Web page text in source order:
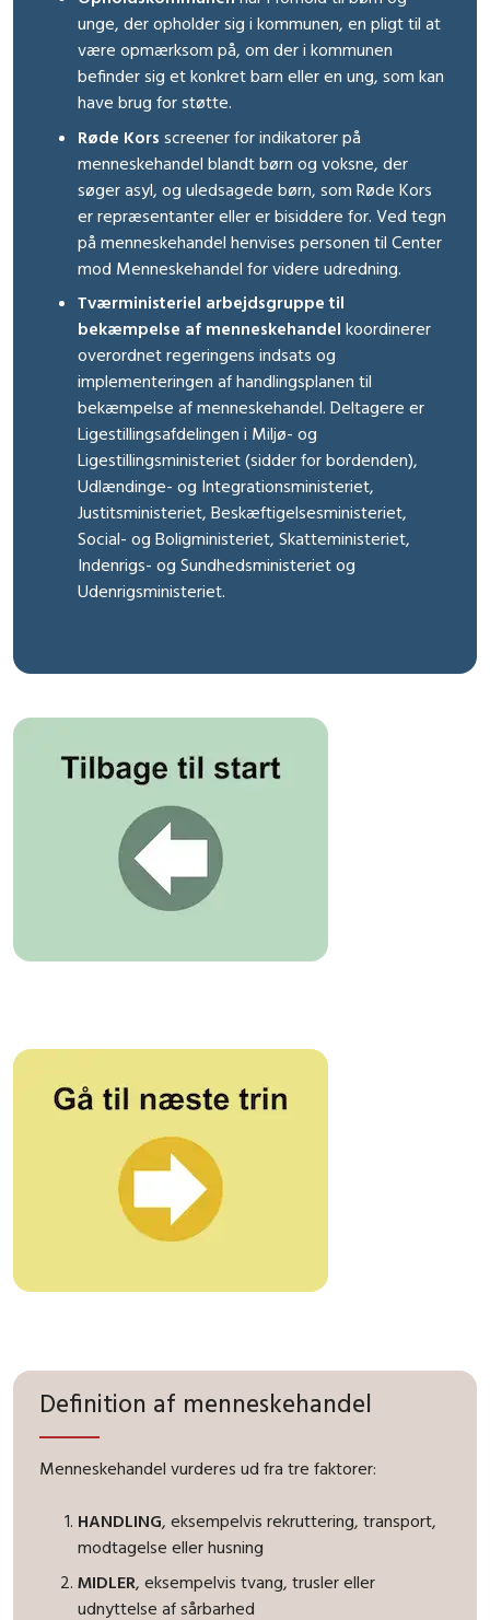
unge, der opholder sig i kommunen, en pligt til at
være opmærksom på, om der i kommunen
befinder sig et konkret barn eller en ung, som kan
have brug for støtte.
Røde Kors screener for indikatorer på
menneskehandel blandt børn og voksne, der
søger asyl, og uledsagede børn, som Røde Kors
er repræsentanter eller er bisiddere for. Ved tegn
på menneskehandel henvises personen til Center
mod Menneskehandel for videre udredning.
Tværministeriel arbejdsgruppe til
bekæmpelse af menneskehandel koordinerer
overordnet regeringens indsats og
implementeringen af handlingsplanen til
bekæmpelse af menneskehandel. Deltagere er
Ligestillingsafdelingen i Miljø- og
Ligestillingsministeriet (sidder for bordenden),
Udlændinge- og Integrationsministeriet,
Justitsministeriet, Beskæftigelsesministeriet,
Social- og Boligministeriet, Skatteministeriet,
Indenrigs- og Sundhedsministeriet og
Udenrigsministeriet.
Definition af menneskehandel
Menneskehandel vurderes ud fra tre faktorer:
HANDLING, eksempelvis rekruttering, transport,
modtagelse eller husning
MIDLER, eksempelvis tvang, trusler eller
udnyttelse af sårbarhed